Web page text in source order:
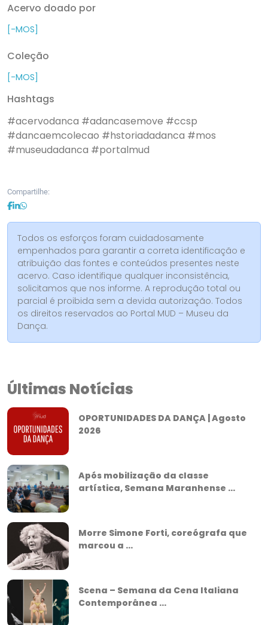
Acervo doado por
[-MOS]
Coleção
[-MOS]
Hashtags
#acervodanca #adancasemove #ccsp
#dancaemcolecao #hstoriadadanca #mos
#museudadanca #portalmud
Compartilhe:
Todos os esforços foram cuidadosamente
empenhados para garantir a correta identificação e
atribuição das fontes e conteúdos presentes neste
acervo. Caso identifique qualquer inconsistência,
solicitamos que nos informe. A reprodução total ou
parcial é proibida sem a devida autorização. Todos
os direitos reservados ao Portal MUD – Museu da
Dança.
Últimas Notícias
OPORTUNIDADES DA DANÇA | Agosto
2026
Após mobilização da classe
artística, Semana Maranhense ...
Morre Simone Forti, coreógrafa que
marcou a ...
Scena – Semana da Cena Italiana
Contemporânea ...